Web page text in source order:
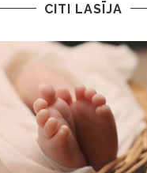
CITI LASĪJA